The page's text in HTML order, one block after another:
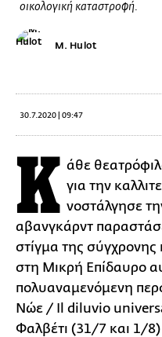
οικολογική καταστροφή.
M. Hulot
30.7.2020 | 09:47
Κ άθε
για την
νοστάλγησε
αβανγκάρντ
στίγμα της σύγχρονης
στη Μικρή Επίδαυρο
πολυαναμενόμενη
Νώε / Il diluvio
Φαλβέτι (31/7 και 1/8)